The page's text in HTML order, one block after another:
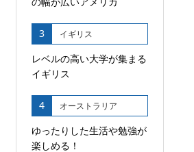
3 イギリス
レベルの高い大学が集まる
イギリス
4 オーストラリア
ゆったりした生活や勉強が
楽しめる！